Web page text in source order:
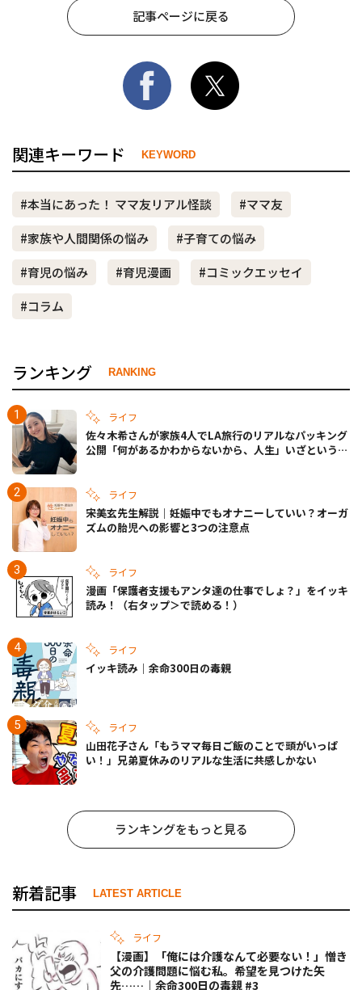
記事ページに戻る
関連キーワード KEYWORD
#本当にあった！ ママ友リアル怪談
#ママ友
#家族や人間関係の悩み
#子育ての悩み
#育児の悩み
#育児漫画
#コミックエッセイ
#コラム
ランキング RANKING
ライフ
佐々木希さんが家族4人でLA旅行のリアルなパッキング
公開「何があるかわからないから、人生」いざというと
ライフ
宋美玄先生解説｜妊娠中でもオナニーしていい？オーガ
ズムの胎児への影響と3つの注意点
ライフ
漫画「保護者支援もアンタ達の仕事でしょ？」をイッキ
読み！（右タップ＞で読める！）
ライフ
イッキ読み｜余命300日の毒親
ライフ
山田花子さん「もうママ毎日ご飯のことで頭がいっぱ
い！」兄弟夏休みのリアルな生活に共感しかない
ランキングをもっと見る
新着記事 LATEST ARTICLE
ライフ
【漫画】「俺には介護なんて必要ない！」憎き
父の介護問題に悩む私。希望を見つけた矢
先……｜余命300日の毒親 #3